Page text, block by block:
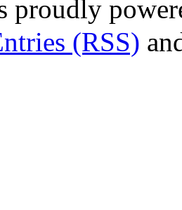
proudly
(RSS)